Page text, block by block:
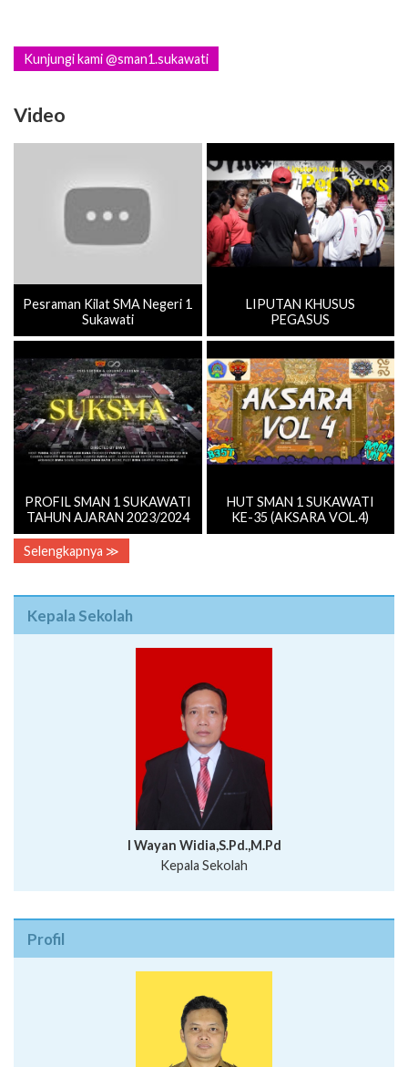
Kunjungi kami @sman1.sukawati
Video
Pesraman Kilat SMA Negeri 1
Sukawati
LIPUTAN KHUSUS
PEGASUS
PROFIL SMAN 1 SUKAWATI
TAHUN AJARAN 2023/2024
HUT SMAN 1 SUKAWATI
KE-35 (AKSARA VOL.4)
Selengkapnya ≫
Kepala Sekolah
I Wayan Widia,S.Pd.,M.Pd
Kepala Sekolah
Profil